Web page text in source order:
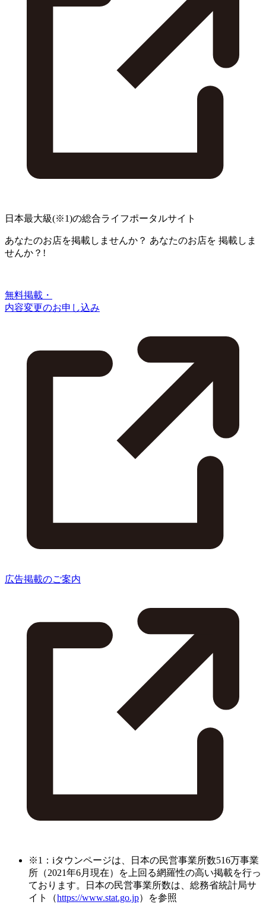
日本最大級(※1)の総合ライフポータルサイト
あなたのお店を掲載しませんか？ あなたのお店を 掲載しま
せんか？!
無料掲載・
内容変更のお申し込み
広告掲載のご案内
※1：iタウンページは、日本の民営事業所数516万事業
所（2021年6月現在）を上回る網羅性の高い掲載を行っ
ております。日本の民営事業所数は、総務省統計局サ
イト（https://www.stat.go.jp）を参照